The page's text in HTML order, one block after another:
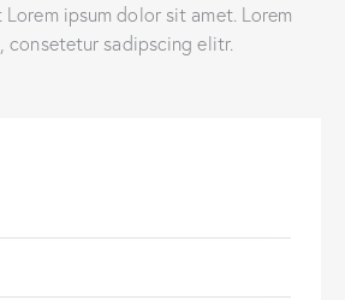
ipsum dolor sit amet. Lorem
consetetur sadipscing elitr.